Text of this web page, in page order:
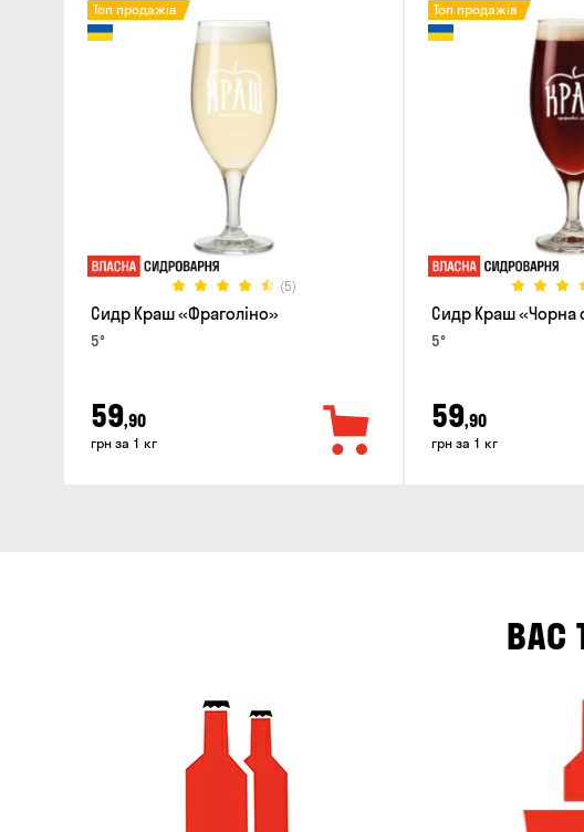
(5)
Топ продажів
Сидр Краш «Фраголіно»
5°
59,90
грн за 1 кг
Топ продажів
Сидр Краш «Чорна
5°
59,90
грн за 1 кг
ВАС